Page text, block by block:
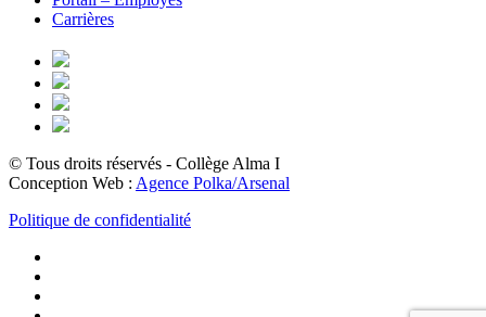
Carrières
© Tous droits réservés - Collège Alma I
Conception Web : Agence Polka/Arsenal
Politique de confidentialité